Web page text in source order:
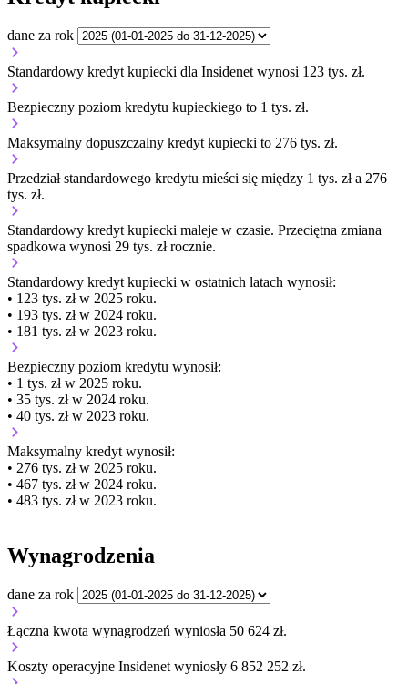
dane za rok
Standardowy kredyt kupiecki dla Insidenet wynosi 123 tys. zł.
Bezpieczny poziom kredytu kupieckiego to 1 tys. zł.
Maksymalny dopuszczalny kredyt kupiecki to 276 tys. zł.
Przedział standardowego kredytu mieści się między 1 tys. zł a 276
tys. zł.
Standardowy kredyt kupiecki maleje w czasie. Przeciętna zmiana
spadkowa wynosi 29 tys. zł rocznie.
Standardowy kredyt kupiecki w ostatnich latach wynosił:
• 123 tys. zł w 2025 roku.
• 193 tys. zł w 2024 roku.
• 181 tys. zł w 2023 roku.
Bezpieczny poziom kredytu wynosił:
• 1 tys. zł w 2025 roku.
• 35 tys. zł w 2024 roku.
• 40 tys. zł w 2023 roku.
Maksymalny kredyt wynosił:
• 276 tys. zł w 2025 roku.
• 467 tys. zł w 2024 roku.
• 483 tys. zł w 2023 roku.
Wynagrodzenia
dane za rok
Łączna kwota wynagrodzeń wyniosła 50 624 zł.
Koszty operacyjne Insidenet wyniosły 6 852 252 zł.